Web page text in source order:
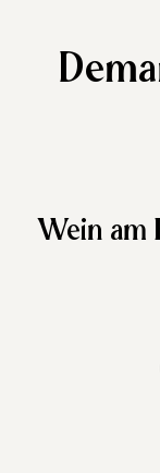
Wein am